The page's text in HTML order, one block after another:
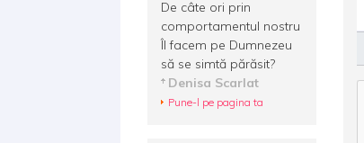
De câte ori prin
comportamentul nostru
Îl facem pe Dumnezeu
să se simtă părăsit?
Denisa Scarlat
Pune-l pe pagina ta